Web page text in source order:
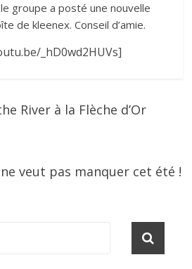
groupe a posté une nouvelle
de kleenex. Conseil d’amie.
_hD0wd2HUVs]
River à la Flèche d’Or
veut pas manquer cet été !